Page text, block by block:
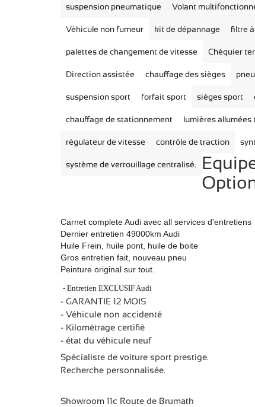
suspension pneumatique Volant
Véhicule non fumeur kit de dépannage filtre
palettes de changement de vitesse Chéquier
Direction assistée chauffage des sièges
suspension sport forfait sport sièges sport
chauffage de stationnement lumières allumées
régulateur de vitesse contrôle de traction
système de verrouillage centralisé.
Carnet complete Audi avec all services d'entretiens
Dernier entretien 49000km Audi
Huile Frein, huile pont, huile de boite
Gros entretien fait, nouveau pneu
Peinture original sur tout.
- Entretien EXCLUSIF Audi
- GARANTIE 12 MOIS
- Véhicule non accidenté
- Kilométrage certifié
- état du véhicule neuf
Spécialiste de voiture sport prestige.
Recherche personnalisée.
Showroom 11c Route de Brumath